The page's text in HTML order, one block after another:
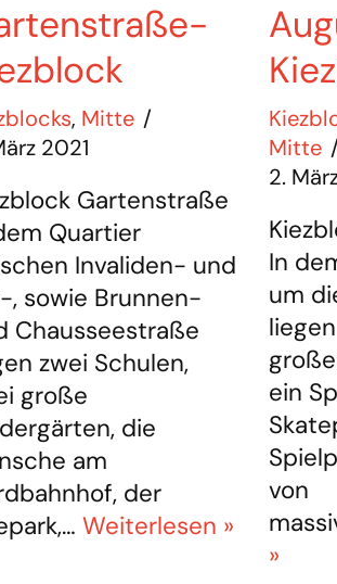
, Mitte
2021
Gartenstraße
Quartier
Invaliden- und
, sowie Brunnen-
Chausseestraße
zwei Schulen,
große
die
am
der
Weiterlesen »
Mitte
2.
In
um
ein
von
»